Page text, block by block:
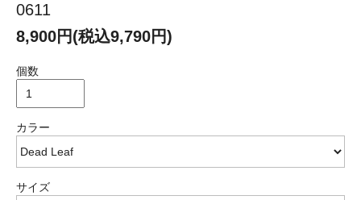
0611
8,900円(税込9,790円)
個数
カラー
サイズ